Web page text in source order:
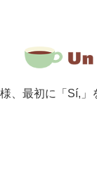
、最初に「Sí,